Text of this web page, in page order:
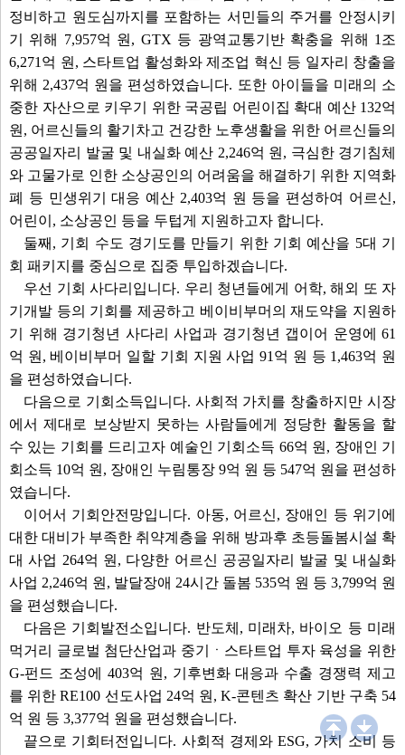
정비하고 원도심까지를 포함하는 서민들의 주거를 안정시키
기 위해 7,957억 원, GTX 등 광역교통기반 확충을 위해 1조
6,271억 원, 스타트업 활성화와 제조업 혁신 등 일자리 창출을
위해 2,437억 원을 편성하였습니다. 또한 아이들을 미래의 소
중한 자산으로 키우기 위한 국공립 어린이집 확대 예산 132억
원, 어르신들의 활기차고 건강한 노후생활을 위한 어르신들의
공공일자리 발굴 및 내실화 예산 2,246억 원, 극심한 경기침체
와 고물가로 인한 소상공인의 어려움을 해결하기 위한 지역화
폐 등 민생위기 대응 예산 2,403억 원 등을 편성하여 어르신,
어린이, 소상공인 등을 두텁게 지원하고자 합니다.
둘째, 기회 수도 경기도를 만들기 위한 기회 예산을 5대 기
회 패키지를 중심으로 집중 투입하겠습니다.
우선 기회 사다리입니다. 우리 청년들에게 어학, 해외 또 자
기개발 등의 기회를 제공하고 베이비부머의 재도약을 지원하
기 위해 경기청년 사다리 사업과 경기청년 갭이어 운영에 61
억 원, 베이비부머 일할 기회 지원 사업 91억 원 등 1,463억 원
을 편성하였습니다.
다음으로 기회소득입니다. 사회적 가치를 창출하지만 시장
에서 제대로 보상받지 못하는 사람들에게 정당한 활동을 할
수 있는 기회를 드리고자 예술인 기회소득 66억 원, 장애인 기
회소득 10억 원, 장애인 누림통장 9억 원 등 547억 원을 편성하
였습니다.
이어서 기회안전망입니다. 아동, 어르신, 장애인 등 위기에
대한 대비가 부족한 취약계층을 위해 방과후 초등돌봄시설 확
대 사업 264억 원, 다양한 어르신 공공일자리 발굴 및 내실화
사업 2,246억 원, 발달장애 24시간 돌봄 535억 원 등 3,799억 원
을 편성했습니다.
다음은 기회발전소입니다. 반도체, 미래차, 바이오 등 미래
먹거리 글로벌 첨단산업과 중기ㆍ스타트업 투자 육성을 위한
G-펀드 조성에 403억 원, 기후변화 대응과 수출 경쟁력 제고
를 위한 RE100 선도사업 24억 원, K-콘텐츠 확산 기반 구축 54
억 원 등 3,377억 원을 편성했습니다.
끝으로 기회터전입니다. 사회적 경제와 ESG, 가치 소비 등